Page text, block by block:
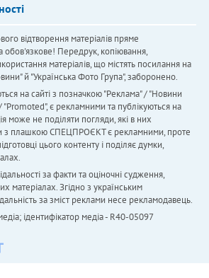
відтворення матеріалів пряме
обов'язкове! Передрук, копіювання,
матеріалів, що містять посилання на
й "Українська Фото Група", заборонено.
на сайті з позначкою "Реклама" / "Новини
"Promoted", є рекламними та публікуються на
може не поділяти погляди, які в них
з плашкою СПЕЦПРОЄКТ є рекламними, проте
цього контенту і поділяє думки,
за факти та оціночні судження,
матеріалах. Згідно з українським
за зміст реклами несе рекламодавець.
ідентифікатор медіа - R40-05097